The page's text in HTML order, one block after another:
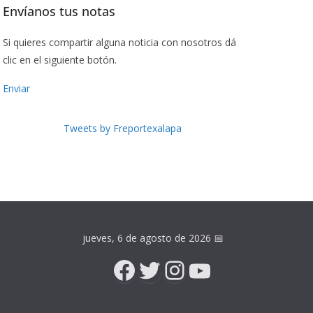
Envíanos tus notas
Si quieres compartir alguna noticia con nosotros dá
clic en el siguiente botón.
Enviar
Tweets by Freportexalapa
jueves, 6 de agosto de 2026 📅
Facebook
Twitter
Instagram
YouTube